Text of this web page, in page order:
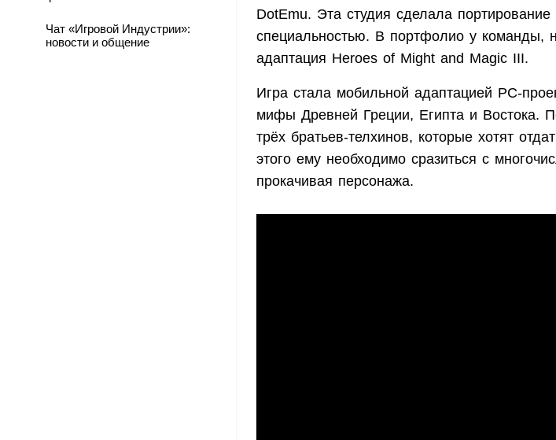
Чат «Игровой Индустрии»:
новости и общение
DotEmu. Эта студия сделала
специальностью. В портфолио у команды,
адаптация Heroes of Might and Magic III.
Игра стала мобильной адаптацией PC-
мифы Древней Греции, Египта и Востока.
трёх братьев-телхинов, которые хотят
этого ему необходимо сразиться с
прокачивая персонажа.